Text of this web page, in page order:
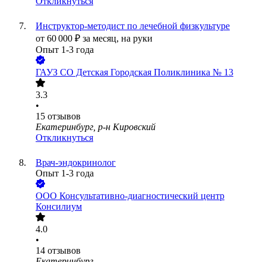
Инструктор-методист по лечебной физкультуре
от 60 000 ₽ за месяц, на руки
Опыт 1-3 года
ГАУЗ СО Детская Городская Поликлиника № 13
3.3
•
15 отзывов
Екатеринбург, р-н Кировский
Откликнуться
Врач-эндокринолог
Опыт 1-3 года
ООО Консультативно-диагностический центр
Консилиум
4.0
•
14 отзывов